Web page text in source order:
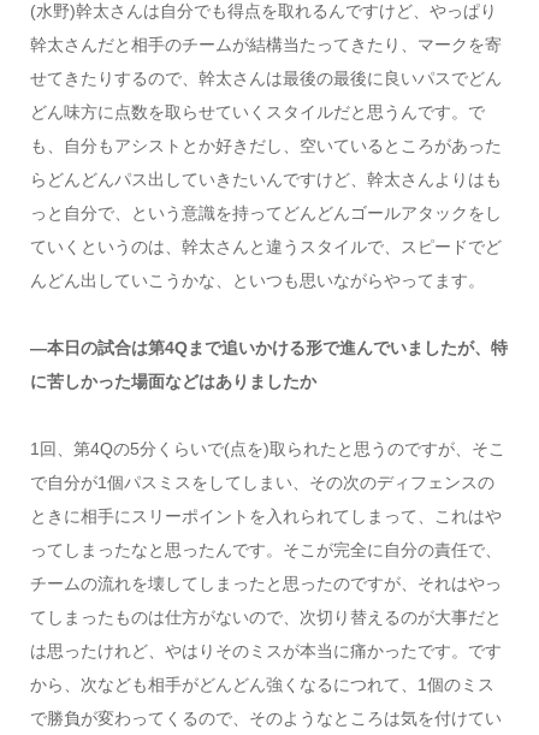
(水野)幹太さんは自分でも得点を取れるんですけど、やっぱり
幹太さんだと相手のチームが結構当たってきたり、マークを寄
せてきたりするので、幹太さんは最後の最後に良いパスでどん
どん味方に点数を取らせていくスタイルだと思うんです。で
も、自分もアシストとか好きだし、空いているところがあった
らどんどんパス出していきたいんですけど、幹太さんよりはも
っと自分で、という意識を持ってどんどんゴールアタックをし
ていくというのは、幹太さんと違うスタイルで、スピードでど
んどん出していこうかな、といつも思いながらやってます。
―本日の試合は第4Qまで追いかける形で進んでいましたが、特
に苦しかった場面などはありましたか
1回、第4Qの5分くらいで(点を)取られたと思うのですが、そこ
で自分が1個パスミスをしてしまい、その次のディフェンスの
ときに相手にスリーポイントを入れられてしまって、これはや
ってしまったなと思ったんです。そこが完全に自分の責任で、
チームの流れを壊してしまったと思ったのですが、それはやっ
てしまったものは仕方がないので、次切り替えるのが大事だと
は思ったけれど、やはりそのミスが本当に痛かったです。です
から、次なども相手がどんどん強くなるにつれて、1個のミス
で勝負が変わってくるので、そのようなところは気を付けてい